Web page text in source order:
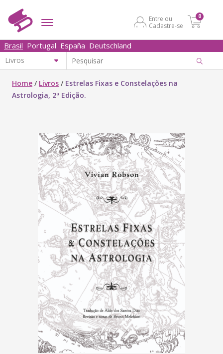
Entre ou
Cadastre-se
0
Brasil Portugal España Deutschland
Home / Livros / Estrelas Fixas e Constelações na
Astrologia, 2ª Edição.